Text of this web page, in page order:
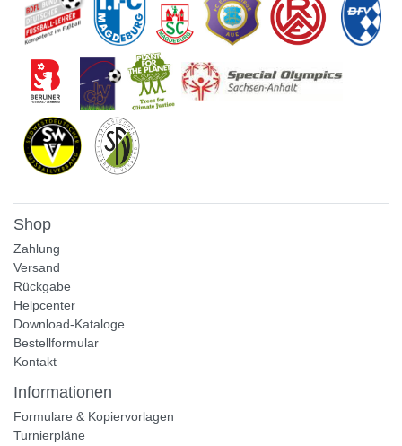
Shop
Zahlung
Versand
Rückgabe
Helpcenter
Download-Kataloge
Bestellformular
Kontakt
Informationen
Formulare & Kopiervorlagen
Turnierpläne